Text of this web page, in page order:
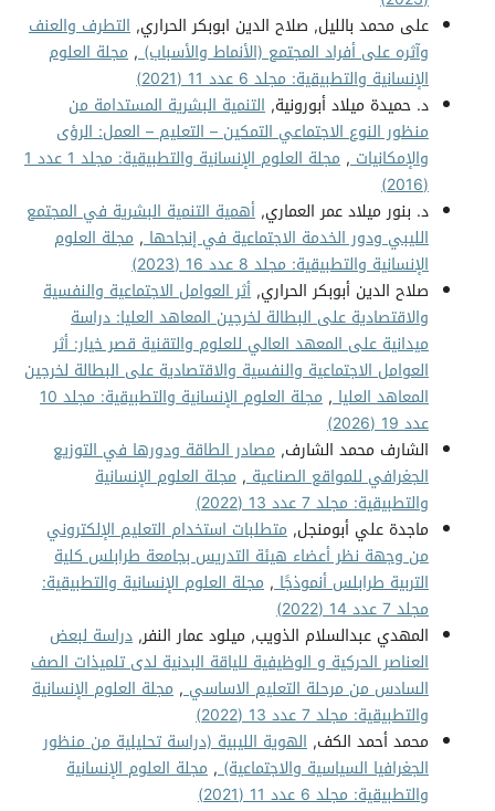
على محمد بالليل, صلاح الدين ابوبكر الحراري, التطرف والعنف
وآثره على أفراد المجتمع (الأنماط والأسباب), مجلة العلوم
الإنسانية والتطبيقية: مجلد 6 عدد 11 (2021)
د. حميدة ميلاد أبورونية, التنمية البشرية المستدامة من
منظور النوع الاجتماعي التمكين – التعليم – العمل: الرؤى
والإمكانيات,
مجلة العلوم الإنسانية والتطبيقية: مجلد 1 عدد 1
(2016)
د. بنور ميلاد عمر العماري, أهمية التنمية البشرية في المجتمع
الليبي ودور الخدمة الاجتماعية في إنجاحها, مجلة العلوم
الإنسانية والتطبيقية: مجلد 8 عدد 16 (2023)
صلاح الدين أبوبكر الحراري, أثر العوامل الاجتماعية والنفسية
والاقتصادية على البطالة لخرجين المعاهد العليا: دراسة
ميدانية على المعهد العالي للعلوم والتقنية قصر خيار: أثر
العوامل الاجتماعية والنفسية والاقتصادية على البطالة لخرجين
المعاهد العليا,
مجلة العلوم الإنسانية والتطبيقية: مجلد 10
عدد 19 (2026)
الشارف محمد الشارف, مصادر الطاقة ودورها في التوزيع
الجغرافي للمواقع الصناعية, مجلة العلوم الإنسانية
والتطبيقية: مجلد 7 عدد 13 (2022)
ماجدة علي أبومنجل, متطلبات استخدام التعليم الإلكتروني
من وجهة نظر أعضاء هيئة التدريس بجامعة طرابلس كلية
التربية طرابلس أنموذجًا, مجلة العلوم الإنسانية والتطبيقية:
مجلد 7 عدد 14 (2022)
المهدي عبدالسلام الذويب, ميلود عمار النفر, دراسة لبعض
العناصر الحركية و الوظيفية للياقة البدنية لدى تلميذات الصف
السادس من مرحلة التعليم الاساسي, مجلة العلوم الإنسانية
والتطبيقية: مجلد 7 عدد 13 (2022)
محمد أحمد الكف, الهوية الليبية (دراسة تحليلية من منظور
الجغرافيا السياسية والاجتماعية), مجلة العلوم الإنسانية
والتطبيقية: مجلد 6 عدد 11 (2021)